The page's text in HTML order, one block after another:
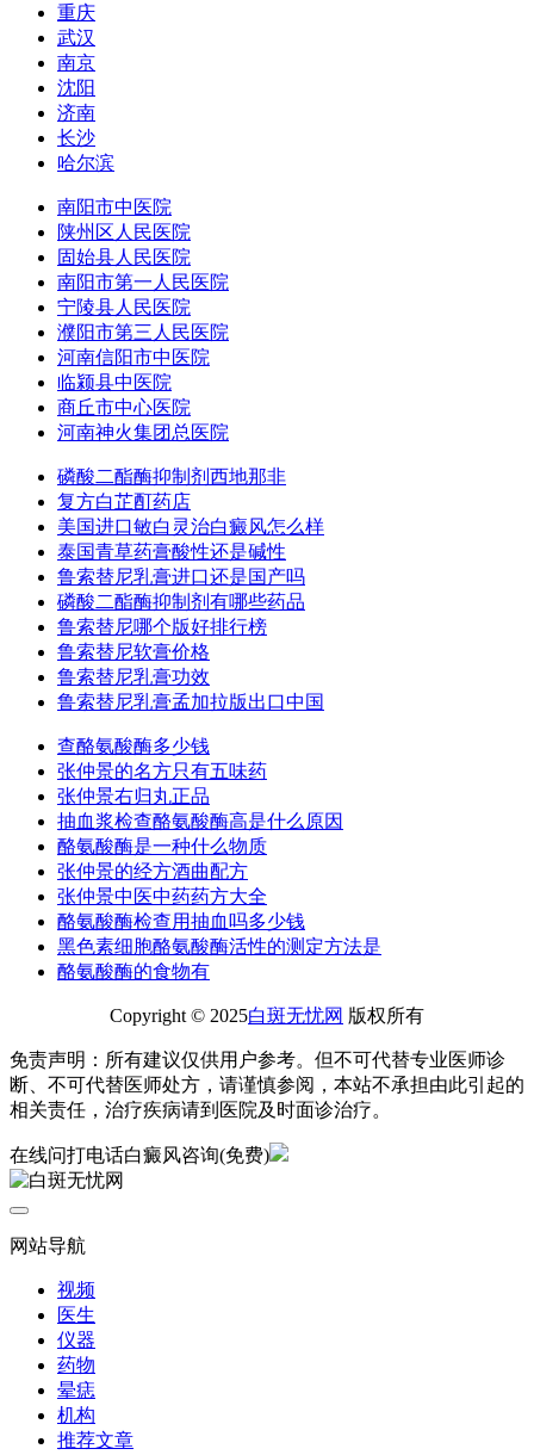
重庆
武汉
南京
沈阳
济南
长沙
哈尔滨
南阳市中医院
陕州区人民医院
固始县人民医院
南阳市第一人民医院
宁陵县人民医院
濮阳市第三人民医院
河南信阳市中医院
临颍县中医院
商丘市中心医院
河南神火集团总医院
磷酸二酯酶抑制剂西地那非
复方白芷酊药店
美国进口敏白灵治白癜风怎么样
泰国青草药膏酸性还是碱性
鲁索替尼乳膏进口还是国产吗
磷酸二酯酶抑制剂有哪些药品
鲁索替尼哪个版好排行榜
鲁索替尼软膏价格
鲁索替尼乳膏功效
鲁索替尼乳膏孟加拉版出口中国
查酪氨酸酶多少钱
张仲景的名方只有五味药
张仲景右归丸正品
抽血浆检查酪氨酸酶高是什么原因
酪氨酸酶是一种什么物质
张仲景的经方酒曲配方
张仲景中医中药药方大全
酪氨酸酶检查用抽血吗多少钱
黑色素细胞酪氨酸酶活性的测定方法是
酪氨酸酶的食物有
Copyright © 2025白斑无忧网 版权所有
免责声明：所有建议仅供用户参考。但不可代替专业医师诊
断、不可代替医师处方，请谨慎参阅，本站不承担由此引起的
相关责任，治疗疾病请到医院及时面诊治疗。
在线问打电话白癜风咨询(免费)
网站导航
视频
医生
仪器
药物
晕痣
机构
推荐文章